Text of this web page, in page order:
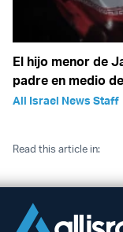
El hijo menor de
padre en medio
All Israel News Staff
Read this article in: